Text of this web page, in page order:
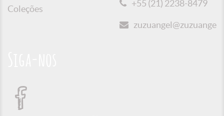
Coleções
+55 (21) 2238-8479